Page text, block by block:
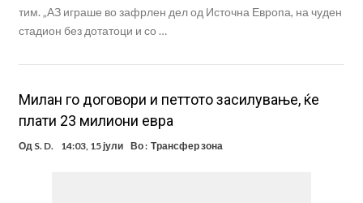
тим. „АЗ играше во зафрлен дел од Источна Европа, на чуден
стадион без дотатоци и со …
Милан го договори и петтото засилување, ќе
плати 23 милиони евра
Од S. D. 14:03, 15 јули Во : Трансфер зона